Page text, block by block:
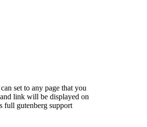
set to any page that you
link will be displayed on
full gutenberg support